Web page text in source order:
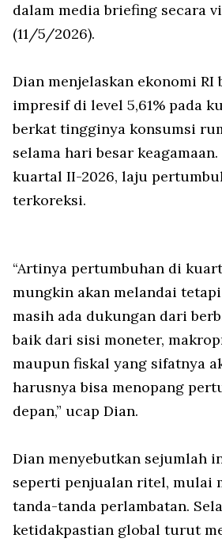
dalam media briefing secara
(11/5/2026).
Dian menjelaskan ekonomi
impresif di level 5,61% pada
berkat tingginya konsumsi
selama hari besar
kuartal II-2026, laju
terkoreksi.
“Artinya pertumbuhan di
mungkin akan melandai
masih ada dukungan dari
baik dari sisi moneter,
maupun fiskal yang sifatnya
harusnya bisa menopang
depan,” ucap Dian.
Dian menyebutkan sejumlah
seperti penjualan ritel, mulai
tanda-tanda perlambatan.
ketidakpastian global turut